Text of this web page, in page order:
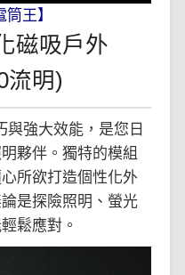
王】
磁吸戶外
流明)
與強大效能，是您日
夥伴。獨特的模組
所欲打造個性化外
是探險照明、螢光
鬆應對。